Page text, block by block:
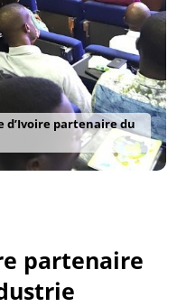
d’Ivoire partenaire du
partenaire